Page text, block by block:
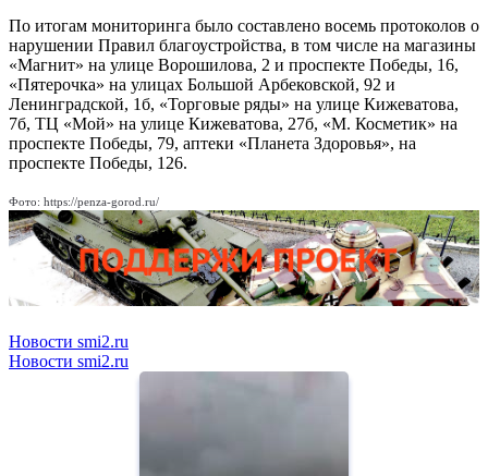
По итогам мониторинга было составлено восемь протоколов о
нарушении Правил благоустройства, в том числе на магазины
«Магнит» на улице Ворошилова, 2 и проспекте Победы, 16,
«Пятерочка» на улицах Большой Арбековской, 92 и
Ленинградской, 1б, «Торговые ряды» на улице Кижеватова,
7б, ТЦ «Мой» на улице Кижеватова, 27б, «М. Косметик» на
проспекте Победы, 79, аптеки «Планета Здоровья», на
проспекте Победы, 126.
Фото: https://penza-gorod.ru/
Новости smi2.ru
Новости smi2.ru